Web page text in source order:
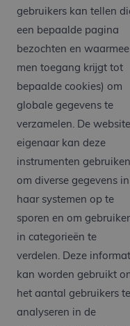
gebruikers kan tellen
een bepaalde pagina
bezochten en waarmee
men toegang krijgt tot
bepaalde cookies) om
globale gegevens te
verzamelen. De
eigenaar kan deze
instrumenten gebruiken
om diverse gegevens in
haar systemen op te
sporen en om
in categorieën te
verdelen. Deze
kan worden gebruikt
het aantal gebruikers te
analyseren in de